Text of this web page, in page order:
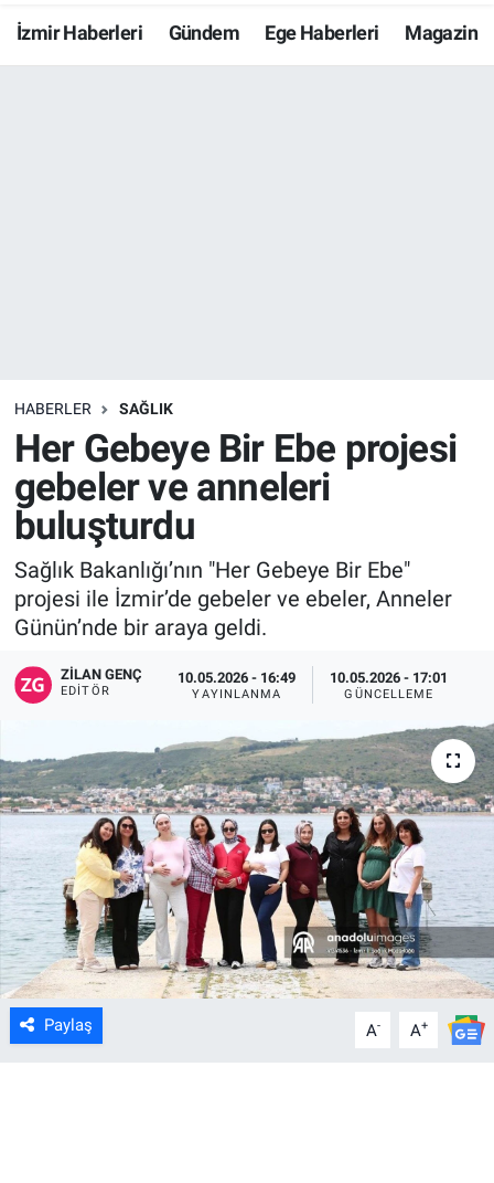
İzmir Haberleri Gündem Ege Haberleri Magazin
HABERLER SAĞLIK
Her Gebeye Bir Ebe projesi
gebeler ve anneleri
buluşturdu
Sağlık Bakanlığı’nın "Her Gebeye Bir Ebe"
projesi ile İzmir’de gebeler ve ebeler, Anneler
Günün’nde bir araya geldi.
ZILAN GENÇ
EDITÖR
10.05.2026 - 16:49
YAYINLANMA
10.05.2026 - 17:01
GÜNCELLEME
Paylaş A- A+
Resmi İlanlar